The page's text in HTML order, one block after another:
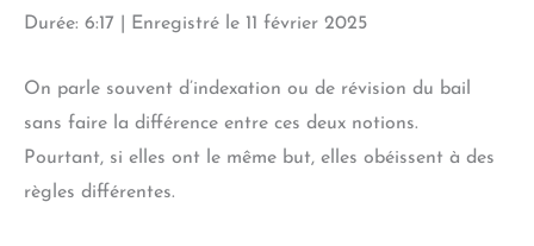
SHARE
EMBED
Durée: 6:17
Enregistré le 11 février 2025
On parle souvent d’indexation ou de révision du bail
sans faire la différence entre ces deux notions.
Pourtant, si elles ont le même but, elles obéissent à des
règles différentes.